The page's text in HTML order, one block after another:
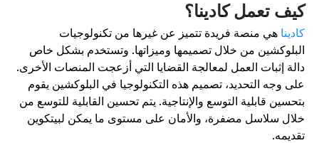
تعمل كادينا؟
هي منصة فريدة تتميز عن غيرها من تكنولوجيات
من خلال تصميمها وميزاتها. وتستخدم بشكل خاص
إثبات العمل لمعالجة القضايا التي أزعجت المنصات الأخرى.
وجه التحديد، تصميم هذه التكنولوجيا في البلوكشين يقوم
قابلية التوسع والإنتاجية. يتم تحسين القابلية للتوسع من
سلاسل مضفرة، والأمان على مستوى ما يمكن لبيتكوين